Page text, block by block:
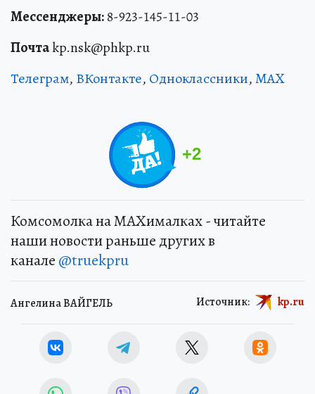
Мессенджеры:8-923-145-11-03
Почтаkp.nsk@phkp.ru
Телеграм, ВКонтакте, Одноклассники,MAX
+2
Комсомолка на MAXималках - читайте
наши новости раньше других в
канале @truekpru
Ангелина ВАЙГЕЛЬ Источник: kp.ru